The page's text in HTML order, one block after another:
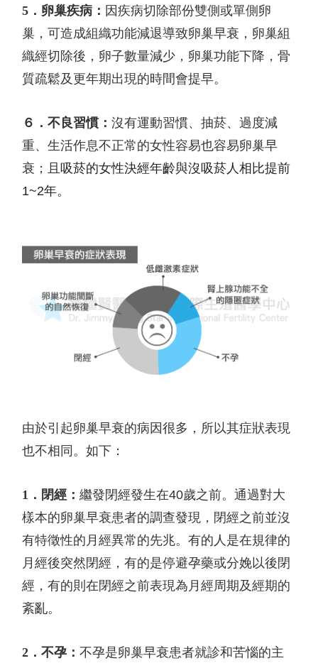
5 ．卵巢疾病： 因疾病切除部份雙側或單側卵
巢，可造成組織功能減退導致卵巢早衰，卵巢組
織經切除後，卵子數量減少，卵巢功能下降，骨
質疏鬆及更年期出現的時間會提早。
６．不良習慣：沒有運動習慣、抽菸、過度減
重、生活作息不正常的女性容易也容易卵巢早
衰；且吸菸的女性決經年齡與沒吸菸人相比提前
1~2年。
由於引起卵巢早衰的病因很多，所以其症狀表現
也不相同。如下：
1． 閉經：繼發閉經發生在40歲之前。通過對大
樣本的卵巢早衰患者的調查發現，閉經之前並沒
有特徵性的月經異常的先兆。有的人是在規律的
月經後突然閉經，有的是停避孕藥或分娩以後閉
經，有的則在閉經之前表現為月經周期及經期的
紊亂。
2．不孕：不孕是卵巢早衰患者就診和苦惱的主